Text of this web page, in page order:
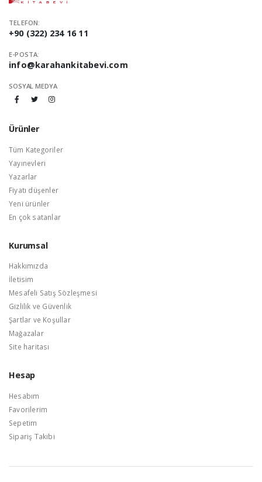
TELEFON:
+90 (322) 234 16 11
E-POSTA:
info@karahankitabevi.com
SOSYAL MEDYA
Ürünler
Tüm Kategoriler
Yayınevleri
Yazarlar
Fiyatı düşenler
Yeni ürünler
En çok satanlar
Kurumsal
Hakkımızda
İletisim
Mesafeli Satış Sözleşmesi
Gizlilik ve Güvenlik
Şartlar ve Koşullar
Mağazalar
Site haritası
Hesap
Hesabım
Favorilerim
Sepetim
Sipariş Takibi